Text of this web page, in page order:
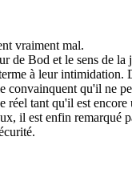
vraiment mal.
de Bod et le sens de la
à leur intimidation.
convainquent qu'il ne
réel tant qu'il est encore
il est enfin remarqué